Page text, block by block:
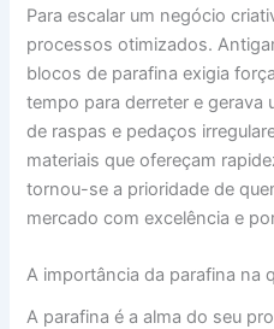
Para escalar um negócio
processos otimizados.
blocos de parafina exigia
tempo para derreter e gerava
de raspas e pedaços
materiais que ofereçam
tornou-se a prioridade de
mercado com excelência e
A importância da parafina na
A parafina é a alma do seu